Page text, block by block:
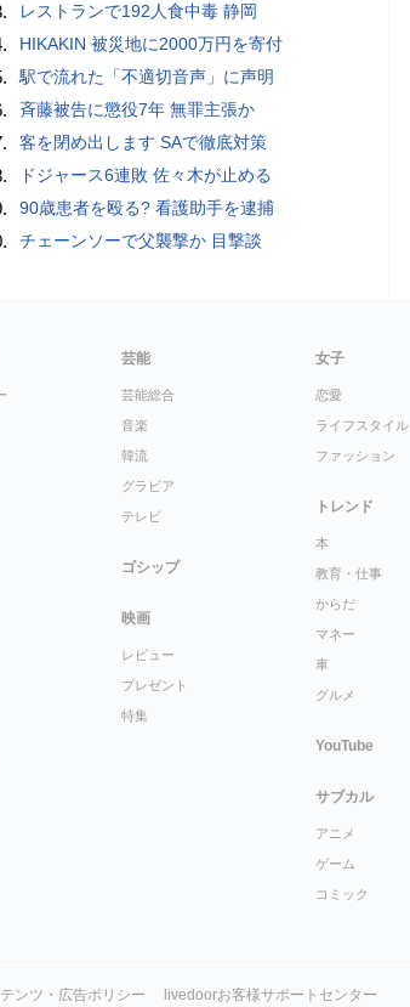
レストランで192人食中毒 静岡
HIKAKIN 被災地に2000万円を寄付
駅で流れた「不適切音声」に声明
斉藤被告に懲役7年 無罪主張か
客を閉め出します SAで徹底対策
ドジャース6連敗 佐々木が止める
90歳患者を殴る? 看護助手を逮捕
チェーンソーで父襲撃か 目撃談
芸能
芸能総合
音楽
韓流
グラビア
テレビ
ゴシップ
映画
レビュー
プレゼント
特集
女子
恋愛
ライフスタイル
ファッション
トレンド
本
教育・仕事
からだ
マネー
車
グルメ
YouTube
サブカル
アニメ
ゲーム
コミック
ンツ・広告ポリシー livedoorお客様サポートセンター